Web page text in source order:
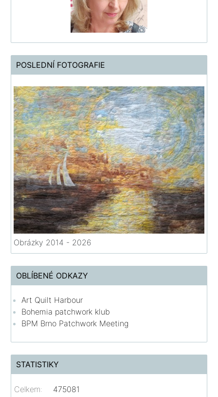
POSLEDNÍ FOTOGRAFIE
Obrázky 2014 - 2026
OBLÍBENÉ ODKAZY
Art Quilt Harbour
Bohemia patchwork klub
BPM Brno Patchwork Meeting
STATISTIKY
Celkem:
475081